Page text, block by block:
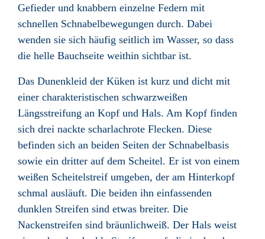
Gefieder und knabbern einzelne Federn mit
schnellen Schnabelbewegungen durch. Dabei
wenden sie sich häufig seitlich im Wasser, so dass
die helle Bauchseite weithin sichtbar ist.
Das Dunenkleid der Küken ist kurz und dicht mit
einer charakteristischen schwarzweißen
Längsstreifung an Kopf und Hals. Am Kopf finden
sich drei nackte scharlachrote Flecken. Diese
befinden sich an beiden Seiten der Schnabelbasis
sowie ein dritter auf dem Scheitel. Er ist von einem
weißen Scheitelstreif umgeben, der am Hinterkopf
schmal ausläuft. Die beiden ihn einfassenden
dunklen Streifen sind etwas breiter. Die
Nackenstreifen sind bräunlichweiß. Der Hals weist